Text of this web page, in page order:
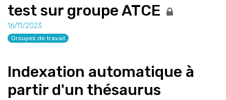
test sur groupe ATCE
16/11/2023
Groupes de travail
Indexation automatique à
partir d'un thésaurus